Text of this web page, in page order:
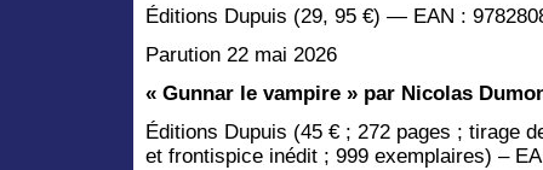
Éditions Dupuis (29, 95 €) — EAN :
Parution 22 mai 2026
« Gunnar le vampire » par Nicolas
Éditions Dupuis (45 € ; 272 pages ; tirage
et frontispice inédit ; 999 exemplaires) –